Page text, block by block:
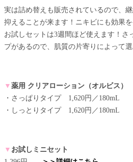
実は詰め替えも販売されているので、
抑えることが来ます！ニキビにも効果
お試しセットは3週間ほど使えます！さ
プがあるので、肌質の片寄りによって
▼薬用 クリアローション（オルビス）
・さっぱりタイプ 1,620円／180mL
・しっとりタイプ 1,620円／180mL
▼ お試しミニセット